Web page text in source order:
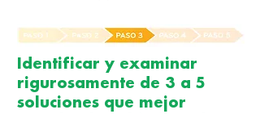
Identificar y examinar
rigurosamente de 3 a 5
soluciones que mejor